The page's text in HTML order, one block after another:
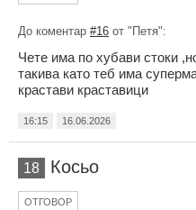
До коментар #16 от "Петя":
Чете има по хубави стоки
такива като теб има
крастави краставици
16:15 16.06.2026
18 Косьо
ОТГОВОР